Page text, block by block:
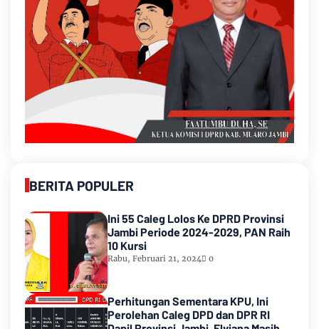
BERITA POPULER
Ini 55 Caleg Lolos Ke DPRD Provinsi
Jambi Periode 2024-2029, PAN Raih
10 Kursi
Rabu, Februari 21, 2024 0
Perhitungan Sementara KPU, Ini
Perolehan Caleg DPD dan DPR RI